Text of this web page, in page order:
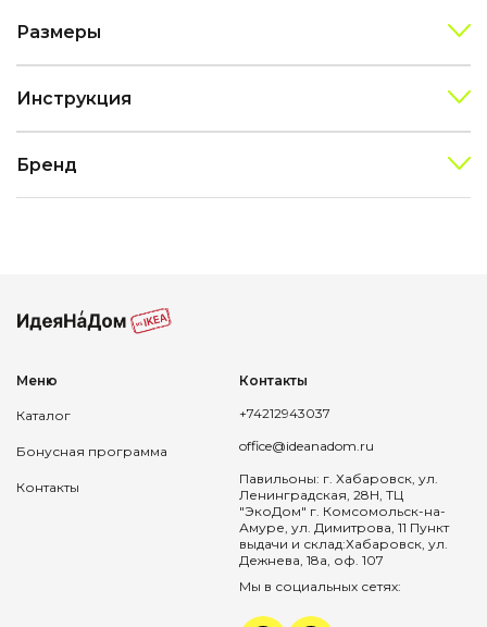
Размеры
Инструкция
Бренд
Меню
Каталог
Бонусная программа
Контакты
Контакты
+74212943037
office@ideanadom.ru
Павильоны: г. Хабаровск, ул.
Ленинградская, 28Н, ТЦ
"ЭкоДом" г. Комсомольск-на-
Амуре, ул. Димитрова, 11 Пункт
выдачи и склад:Хабаровск, ул.
Дежнева, 18а, оф. 107
Мы в социальных сетях: